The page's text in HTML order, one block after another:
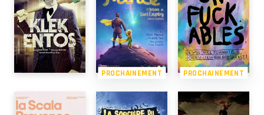
PROCHAINEMENT PROCHAINEMENT